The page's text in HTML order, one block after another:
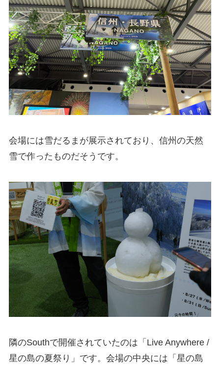
会場には雪だるまが展示されており、信州の天然
雪で作ったものだそうです。
隣のSouthで開催されていたのは「Live Anywhere /
星の島の夏祭り」です。会場の中央には「星の島